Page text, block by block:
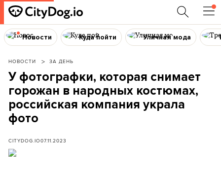
Новости Куда пойти Уличная мода
НОВОСТИ ЗА ДЕНЬ
У фотографки, которая снимает
горожан в народных костюмах,
российская компания украла
фото
CITYDOG.IO07.11.2023